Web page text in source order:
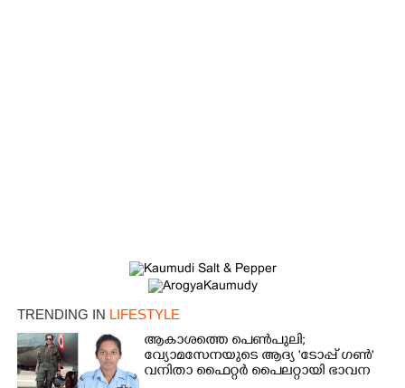
TRENDING IN LIFESTYLE
ആകാശത്തെ പെൺപുലി;
വ്യോമസേനയുടെ ആദ്യ 'ടോപ്പ് ഗൺ'
വനിതാ ഫൈറ്റർ പൈലറ്റായി ഭാവന